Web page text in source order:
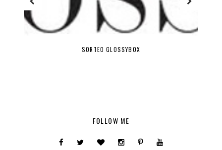
SORTEO GLOSSYBOX
FOLLOW ME